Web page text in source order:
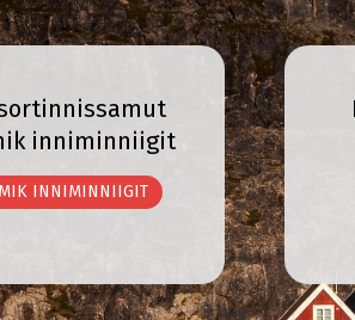
inniminniigit
INNIMINNIIGIT